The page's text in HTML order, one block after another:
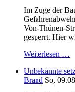
Im Zuge der
Von-Thünen-
gesperrt. Hier
Weiterlesen …
Unbekannte
Brand So,